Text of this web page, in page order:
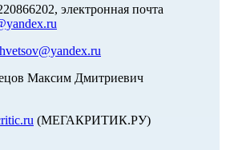
электронная почта
Максим Дмитриевич
(МЕГАКРИТИК.РУ)